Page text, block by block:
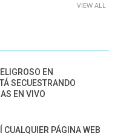
VIEW ALL
EN
SECUESTRANDO
EN VIVO
CUALQUIER PÁGINA WEB